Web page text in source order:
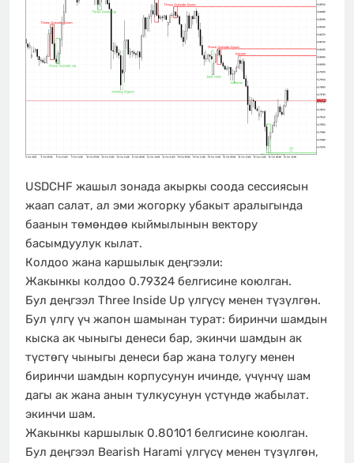
USDCHF жашыл зонада акыркы соода сессиясын
жаап салат, ал эми жогорку убакыт аралыгында
баанын төмөндөө кыймылынын вектору
басымдуулук кылат.
Колдоо жана каршылык деңгээли:
Жакынкы колдоо 0.79324 белгисине коюлган.
Бул деңгээл Three Inside Up үлгүсү менен түзүлгөн.
Бул үлгү үч жапон шамынан турат: биринчи шамдын
кыска ак чыныгы денеси бар, экинчи шамдын ак
түстөгү чыныгы денеси бар жана толугу менен
биринчи шамдын корпусунун ичинде, үчүнчү шам
дагы ак жана анын тулкусунун үстүндө жабылат.
экинчи шам.
Жакынкы каршылык 0.80101 белгисине коюлган.
Бул деңгээл Bearish Harami үлгүсү менен түзүлгөн,